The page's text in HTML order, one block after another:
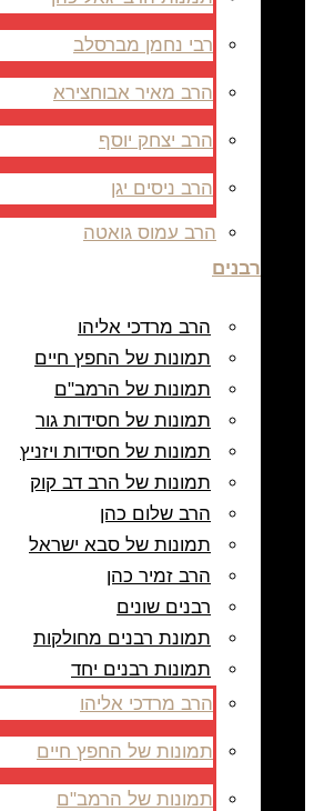
רבי נחמן מברסלב
הרב מאיר אבוחצירא
הרב יצחק יוסף
הרב ניסים יגן
הרב עמוס גואטה
רבנים
הרב מרדכי אליהו
תמונות של החפץ חיים
תמונות של הרמב"ם
תמונות של חסידות גור
תמונות של חסידות ויזניץ
תמונות של הרב דב קוק
הרב שלום כהן
תמונות של סבא ישראל
הרב זמיר כהן
רבנים שונים
תמונת רבנים מחולקות
תמונות רבנים יחד
הרב מרדכי אליהו
תמונות של החפץ חיים
תמונות של הרמב"ם